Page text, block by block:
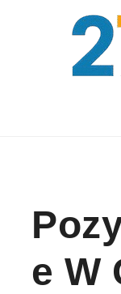
E W